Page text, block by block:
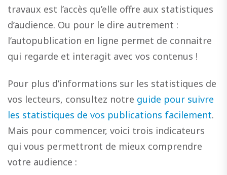
travaux est l’accès qu’elle offre aux statistiques
d’audience. Ou pour le dire autrement :
l’autopublication en ligne permet de connaitre
qui regarde et interagit avec vos contenus !
Pour plus d’informations sur les statistiques de
vos lecteurs, consultez notre guide pour suivre
les statistiques de vos publications facilement.
Mais pour commencer, voici trois indicateurs
qui vous permettront de mieux comprendre
votre audience :